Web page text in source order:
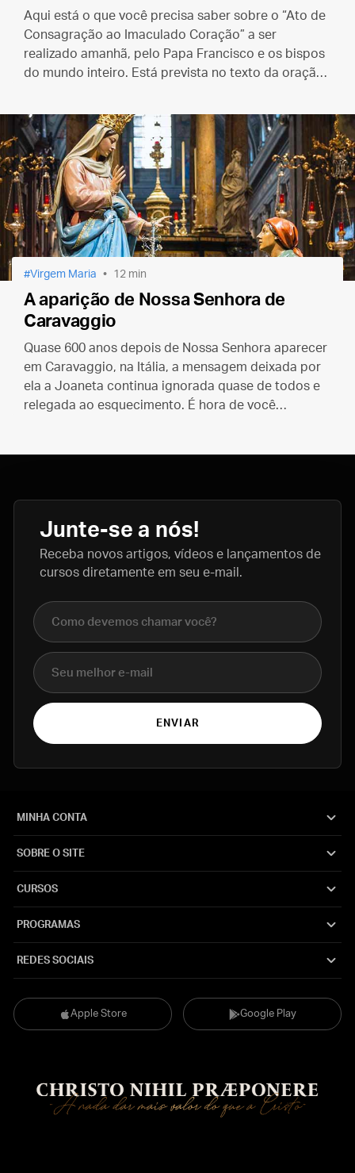
Aqui está o que você precisa saber sobre o “Ato de
Consagração ao Imaculado Coração” a ser
realizado amanhã, pelo Papa Francisco e os bispos
do mundo inteiro. Está prevista no texto da oração
Virgem Maria 12 min
A aparição de Nossa Senhora de
Caravaggio
Quase 600 anos depois de Nossa Senhora aparecer
em Caravaggio, na Itália, a mensagem deixada por
ela a Joaneta continua ignorada quase de todos e
relegada ao esquecimento. É hora de você
Junte-se a nós!
Receba novos artigos, vídeos e lançamentos de
cursos diretamente em seu e-mail.
Nome completo
E-mail
ENVIAR
Apple Store Google Play
MINHA CONTA
SOBRE O SITE
CURSOS
PROGRAMAS
REDES SOCIAIS